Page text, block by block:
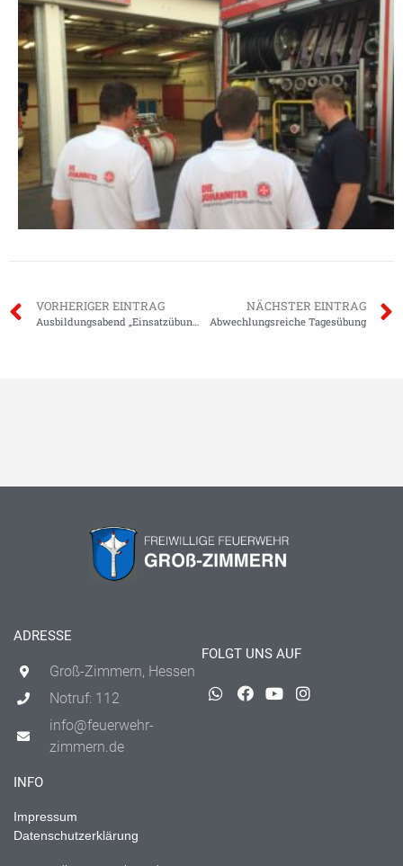
VORHERIGER EINTRAG
Ausbildungsabend „Einsatzübung“
NÄCHSTER EINTRAG
Abwechlungsreiche Tagesübung
ADRESSE
Groß-Zimmern, Hessen
Notruf: 112
info@feuerwehr-
zimmern.de
FOLGT UNS AUF
INFO
Impressum
Datenschutzerklärung